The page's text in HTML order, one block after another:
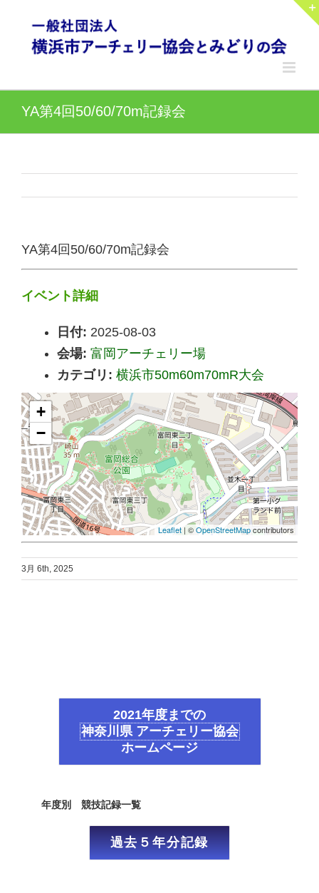
content
YA第4回50/60/70m記録会
YA第4回50/60/70m記録会
イベント詳細
日付: 2025-08-03
会場: 富岡アーチェリー場
カテゴリ: 横浜市50m60m70mR大会
+
−
Leaflet | ©OpenStreetMapcontributors
3月 6th, 2025
2021年度までの
神奈川県 アーチェリー協会
ホームページ
年度別 競技記録一覧
過去５年分記録